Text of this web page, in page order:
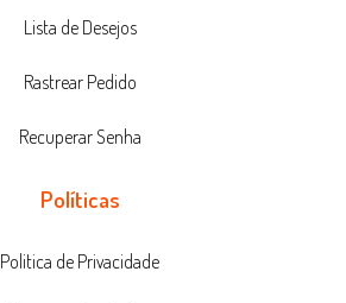
Lista de Desejos
Rastrear Pedido
Recuperar Senha
Políticas
Politica de Privacidade